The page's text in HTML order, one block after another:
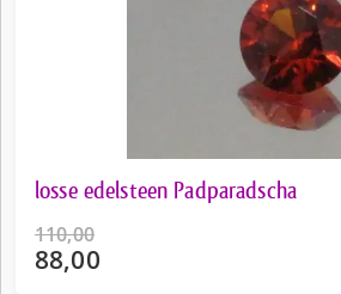
losse edelsteen Padparadscha
110,00
Oorspronkelijke
88,00